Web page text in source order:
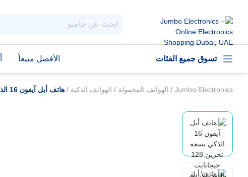
تسوق جميع الفئات الأفضل مبيعاً
Jumbo Electronics
/ الهواتف المحمولة / الهواتف الذكية / هاتف أبل آيفون 16 الذكي بسعة تخزين 128 جيجابايت باللون الأزرق البحري الفائق